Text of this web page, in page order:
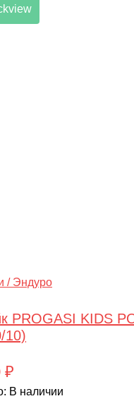
/ Эндуро
PROGASI KIDS
10)
₽
В наличии